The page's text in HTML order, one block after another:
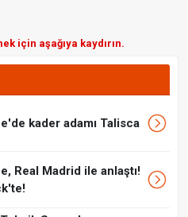
için aşağıya kaydırın.
kader adamı Talisca
Real Madrid ile anlaştı!